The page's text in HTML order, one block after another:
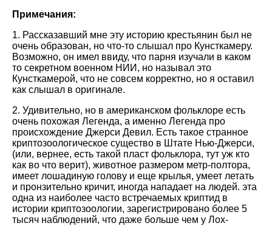
Примечания:
1. Рассказавший мне эту историю крестьянин был не
очень образован, но что-то слышал про Кунсткамеру.
Возможно, он имел ввиду, что парня изучали в каком
то секретном военном НИИ, но называл это
Кунсткамерой, что не совсем корректно, но я оставил
как слышал в оригинале.
2. Удивительно, но в американском фольклоре есть
очень похожая Легенда, а именно Легенда про
происхождение Джерси Девил. Есть такое странное
криптозоологическое существо в Штате Нью-Джерси,
(или, вернее, есть такой пласт фольклора, тут уж кто
как во что верит), животное размером метр-полтора,
имеет лошадиную голову и еще крылья, умеет летать
и пронзительно кричит, иногда нападает на людей. эта
одна из наиболее часто встречаемых криптид в
истории криптозоологии, зарегистрировано более 5
тысяч наблюдений, что даже больше чем у Лох-